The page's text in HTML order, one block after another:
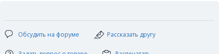
атакующей игре. Погрузитесь в мир настольного тенниса с
качественным инвентарем, специальной разработкой
компании TTS.
Обсудить на форуме Рассказать другу